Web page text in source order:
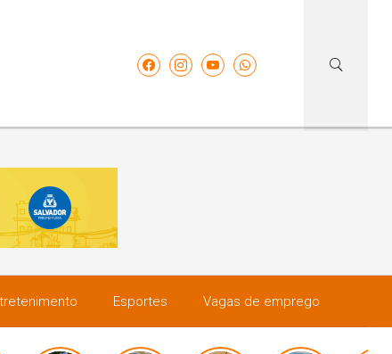
Esportes Vagas de emprego